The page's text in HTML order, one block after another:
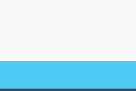
В
судить
снабжавших
дебоширам,
мужчину в